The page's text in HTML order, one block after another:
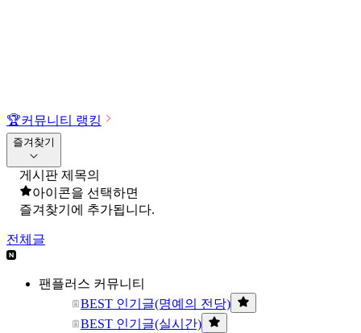
🏆커뮤니티 랭킹
즐겨찾기
게시판 제목의
아이콘을 선택하면
즐겨찾기에 추가됩니다.
전체글
팬플러스 커뮤니티
BEST 인기글(명예의 전당)
BEST 인기글(실시간)